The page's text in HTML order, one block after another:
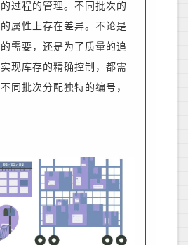
过程的管理。不同批次的
属性上存在差异。不论是
需要，还是为了质量的追
现库存的精确控制，都需
同批次分配独特的编号，